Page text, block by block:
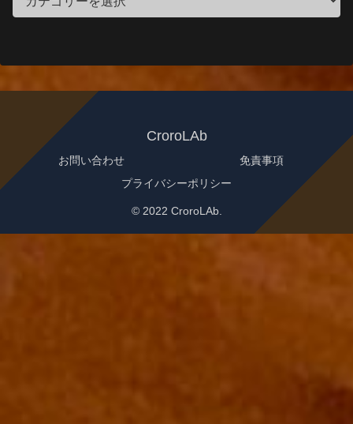
CroroLAb
お問い合わせ
免責事項
プライバシーポリシー
© 2022 CroroLAb.